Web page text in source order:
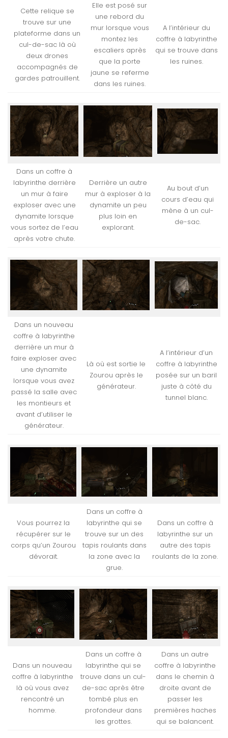
Cette relique se
trouve sur une
plateforme dans un
cul-de-sac là où
deux drones
accompagnés de
gardes patrouillent.
Elle est posé sur
une rebord du
mur lorsque vous
montez les
escaliers après
que la porte
jaune se referme
dans les ruines.
A l’intérieur du
coffre à labyrinthe
qui se trouve dans
les ruines.
Dans un coffre à
labyrinthe derrière
un mur à faire
exploser avec une
dynamite lorsque
vous sortez de l’eau
après votre chute.
Derrière un autre
mur à exploser à la
dynamite un peu
plus loin en
explorant.
Au bout d’un
cours d’eau qui
mène à un cul-
de-sac.
Dans un nouveau
coffre à labyrinthe
derrière un mur à
faire exploser avec
une dynamite
lorsque vous avez
passé la salle avec
les montieurs et
avant d’utiliser le
générateur.
Là où est sortie le
Zourou après le
générateur.
A l’intérieur d’un
coffre à labyrinthe
posée sur un baril
juste à côté du
tunnel blanc.
Vous pourrez la
récupérer sur le
corps qu’un Zourou
dévorait.
Dans un coffre à
labyrinthe qui se
trouve sur un des
tapis roulants dans
la zone avec la
grue.
Dans un coffre à
labyrinthe sur un
autre des tapis
roulants de la zone.
Dans un nouveau
coffre à labyrinthe
là où vous avez
rencontré un
homme.
Dans un coffre à
labyrinthe qui se
trouve dans un cul-
de-sac après être
tombé plus en
profondeur dans
les grottes.
Dans un autre
coffre à labyrinthe
dans le chemin à
droite avant de
passer les
premières haches
qui se balancent.